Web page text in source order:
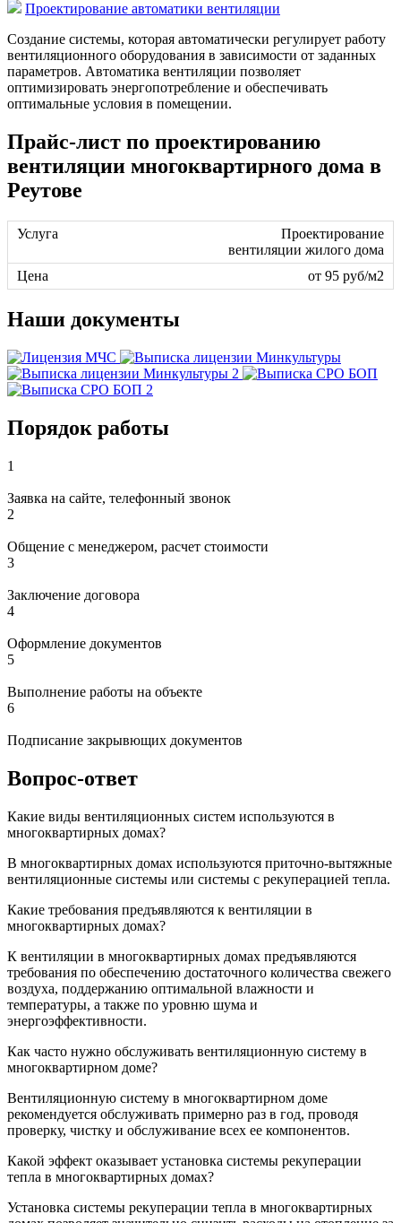
Проектирование автоматики вентиляции
Создание системы, которая автоматически регулирует работу
вентиляционного оборудования в зависимости от заданных
параметров. Автоматика вентиляции позволяет
оптимизировать энергопотребление и обеспечивать
оптимальные условия в помещении.
Прайс-лист по проектированию
вентиляции многоквартирного дома в
Реутове
Проектирование
вентиляции жилого дома
от 95 руб/м2
Наши документы
Порядок работы
1
Заявка на сайте, телефонный звонок
2
Общение с менеджером, расчет стоимости
3
Заключение договора
4
Оформление документов
5
Выполнение работы на объекте
6
Подписание закрывющих документов
Вопрос-ответ
Какие виды вентиляционных систем используются в
многоквартирных домах?
В многоквартирных домах используются приточно-вытяжные
вентиляционные системы или системы с рекуперацией тепла.
Какие требования предъявляются к вентиляции в
многоквартирных домах?
К вентиляции в многоквартирных домах предъявляются
требования по обеспечению достаточного количества свежего
воздуха, поддержанию оптимальной влажности и
температуры, а также по уровню шума и
энергоэффективности.
Как часто нужно обслуживать вентиляционную систему в
многоквартирном доме?
Вентиляционную систему в многоквартирном доме
рекомендуется обслуживать примерно раз в год, проводя
проверку, чистку и обслуживание всех ее компонентов.
Какой эффект оказывает установка системы рекуперации
тепла в многоквартирных домах?
Установка системы рекуперации тепла в многоквартирных